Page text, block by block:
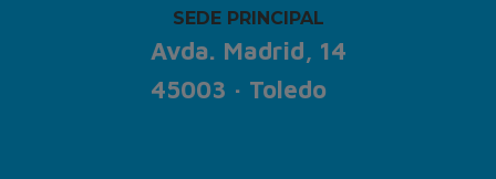
SEDE PRINCIPAL
Avda. Madrid, 14
45003 · Toledo